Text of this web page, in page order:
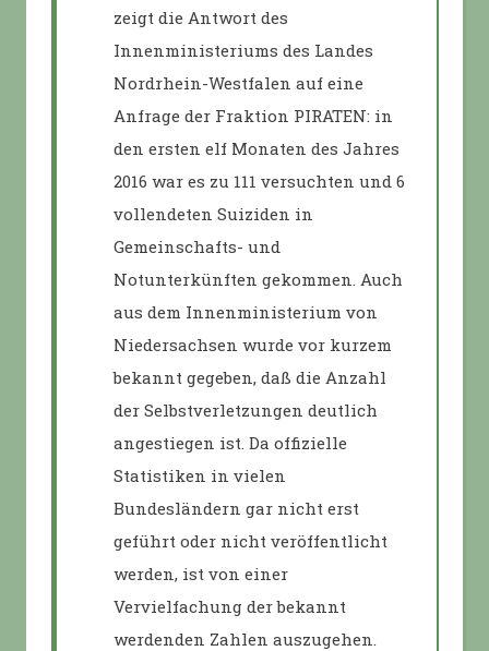
zeigt die Antwort des
Innenministeriums des Landes
Nordrhein-Westfalen auf eine
Anfrage der Fraktion PIRATEN: in
den ersten elf Monaten des Jahres
2016 war es zu 111 versuchten und 6
vollendeten Suiziden in
Gemeinschafts- und
Notunterkünften gekommen. Auch
aus dem Innenministerium von
Niedersachsen wurde vor kurzem
bekannt gegeben, daß die Anzahl
der Selbstverletzungen deutlich
angestiegen ist. Da offizielle
Statistiken in vielen
Bundesländern gar nicht erst
geführt oder nicht veröffentlicht
werden, ist von einer
Vervielfachung der bekannt
werdenden Zahlen auszugehen.